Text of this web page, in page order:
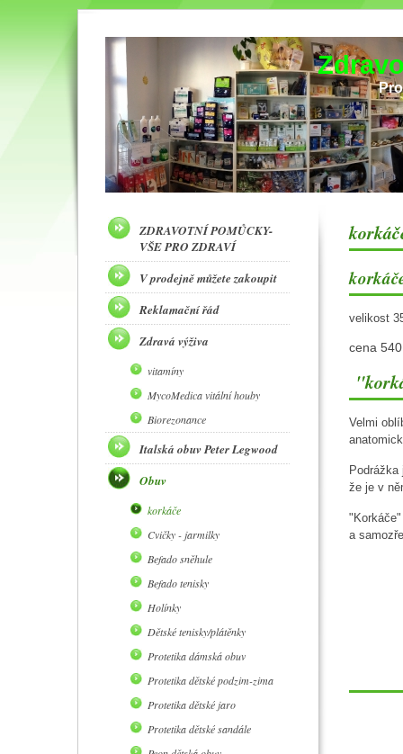
velikost
cena
Velmi
že je v
a
ZDRAVOTNÍ POMŮCKY-
VŠE PRO ZDRAVÍ
V prodejně můžete zakoupit
Reklamační řád
Zdravá výživa
vitamíny
MycoMedica vitální houby
Biorezonance
Italská obuv Peter Legwood
Obuv
korkáče
Cvičky - jarmilky
Befado sněhule
Befado tenisky
Holínky
Dětské tenisky/plátěnky
Protetika dámská obuv
Protetika dětské podzim-zima
Protetika dětské jaro
Protetika dětské sandále